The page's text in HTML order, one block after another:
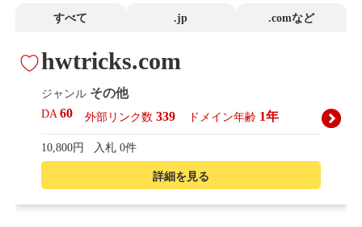
すべて .jp .comなど
詳細を見る
hwtricks.com
ジャンル その他
DA60 外部リンク数 339 ドメイン年齢 1年
10,800円 入札 0件